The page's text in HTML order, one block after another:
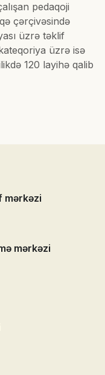
pedaqoji
çərçivəsində
üzrə təklif
üzrə isə
120 layihə qalib
mərkəzi
mərkəzi